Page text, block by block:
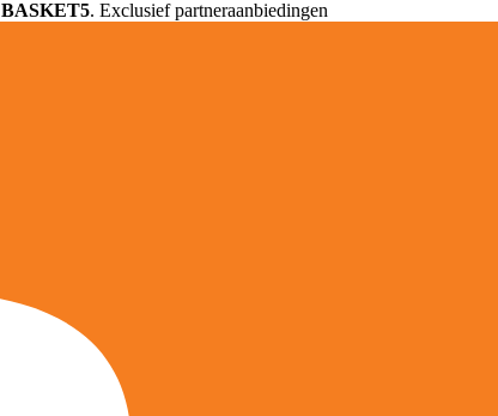
BASKET5. Exclusief partneraanbiedingen